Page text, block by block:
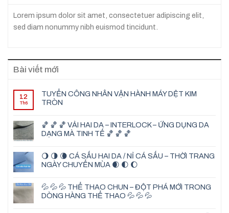
Lorem ipsum dolor sit amet, consectetuer adipiscing elit,
sed diam nonummy nibh euismod tincidunt.
Bài viết mới
12
Th6
TUYỂN CÔNG NHÂN VẬN HÀNH MÁY DỆT KIM
TRÒN
🏀 🏀 🏀 VẢI HAI DA – INTERLOCK – ỨNG DỤNG DA
DẠNG MÀ TINH TẾ 🏀 🏀 🏀
🌖 🌗 🌘 CÁ SẤU HAI DA / NỈ CÁ SẤU – THỜI TRANG
NGÀY CHUYỂN MÙA 🌒 🌓 🌔
💦 💦 💦 THỂ THAO CHUN – ĐỘT PHÁ MỚI TRONG
DÒNG HÀNG THỂ THAO 💦 💦 💦